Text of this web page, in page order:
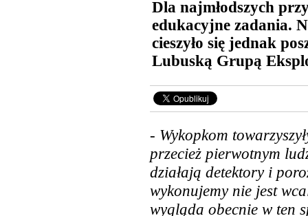
Dla najmłodszych
edukacyjne zadania.
cieszyło się jednak
Lubuską Grupą
- Wykopkom
przecież pierwotnym
działają detektory i
wykonujemy nie jest
wygląda obecnie w ten